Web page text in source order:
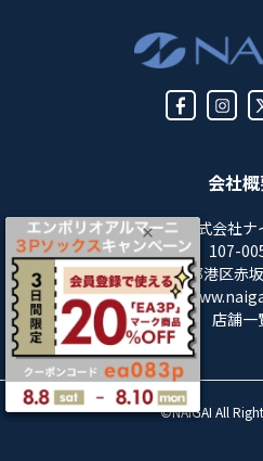
会社
株式会社
107-
東京都港区赤
https://
店舗一
©NAIGAI All